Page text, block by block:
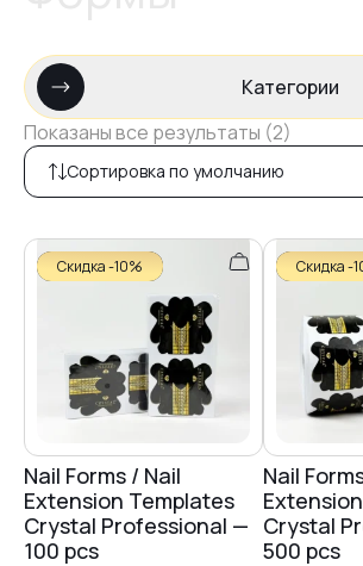
Категории
Показаны все результаты (2)
Сортировка по умолчанию
Скидка -10%
Nail Forms / Nail
Extension Templates
Crystal Professional —
100 pcs
Скидка -
Nail
Crystal
500 pcs